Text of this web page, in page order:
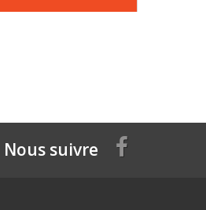
Nous suivre